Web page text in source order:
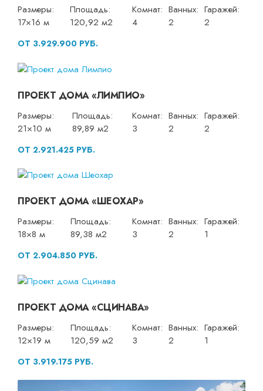
Размеры:
17×16 м
Площадь:
120,92 м2
Комнат:
4
Ванных:
2
Гаражей:
2
ОТ 3.929.900 РУБ.
ПРОЕКТ ДОМА «ЛИМПИО»
Размеры:
21×10 м
Площадь:
89,89 м2
Комнат:
3
Ванных:
2
Гаражей:
2
ОТ 2.921.425 РУБ.
ПРОЕКТ ДОМА «ШЕОХАР»
Размеры:
18×8 м
Площадь:
89,38 м2
Комнат:
3
Ванных:
2
Гаражей:
1
ОТ 2.904.850 РУБ.
ПРОЕКТ ДОМА «СЦИНАВА»
Размеры:
12×19 м
Площадь:
120,59 м2
Комнат:
3
Ванных:
2
Гаражей:
1
ОТ 3.919.175 РУБ.